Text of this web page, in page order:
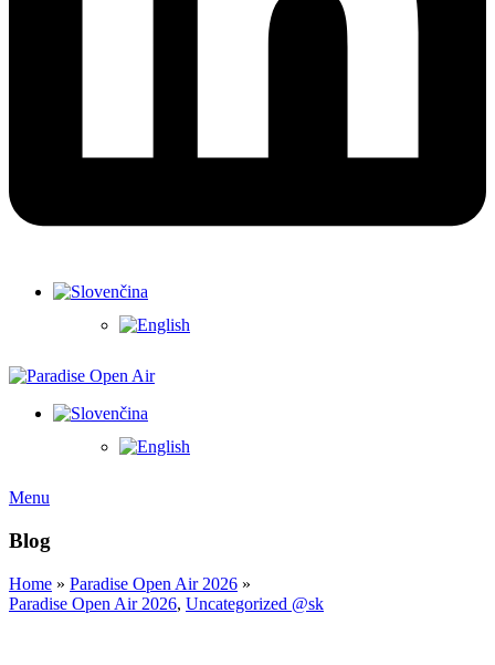
Menu
Blog
Home » Paradise Open Air 2026 »
Paradise Open Air 2026, Uncategorized @sk